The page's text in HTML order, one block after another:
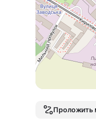
Проложить